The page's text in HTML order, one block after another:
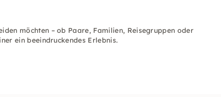
möchten – ob Paare, Familien, Reisegruppen oder
ein beeindruckendes Erlebnis.